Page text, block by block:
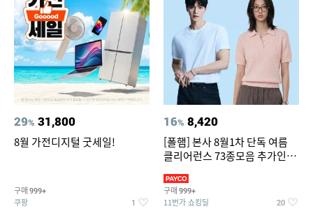
29% 31,800
8월 가전디지털 굿세일!
구매 999+
쿠팡 1
16% 8,420
[폴햄] 본사 8월1차 단독 여름
클리어런스 73종모음 추가인하
구매 999+
11번가 쇼킹딜 20